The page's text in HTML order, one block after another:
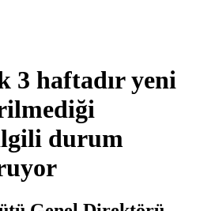
3 haftadır yeni
durum